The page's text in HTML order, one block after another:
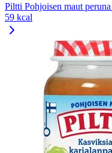
Piltti Pohjoisen maut
59 kcal